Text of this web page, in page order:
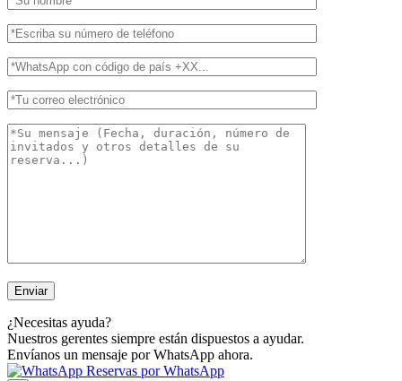
¿Necesitas ayuda?
Nuestros gerentes siempre están dispuestos a ayudar.
Envíanos un mensaje por WhatsApp ahora.
Reservas por WhatsApp